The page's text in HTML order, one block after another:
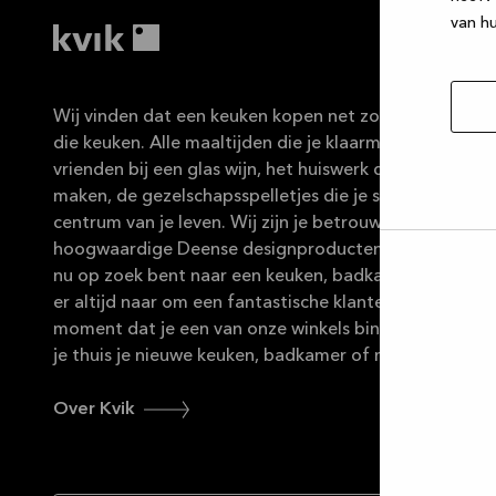
van
Wij vinden dat een keuken kopen net zo leuk moet zijn
die keuken. Alle maaltijden die je klaarmaakt, de
vrienden bij een glas wijn, het huiswerk dat de
maken, de gezelschapsspelletjes die je speelt … De
centrum van je leven. Wij zijn je betrouwbare partner
hoogwaardige Deense designproducten in duurzame
nu op zoek bent naar een keuken, badkamer of
er altijd naar om een fantastische klantenservice te
moment dat je een van onze winkels binnenstapt tot
je thuis je nieuwe keuken, badkamer of maatkast kunt
Over Kvik